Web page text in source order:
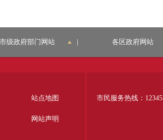
市级政府部门网站 各区政府网站
站点地图
网站声明
市民服务热线：12345